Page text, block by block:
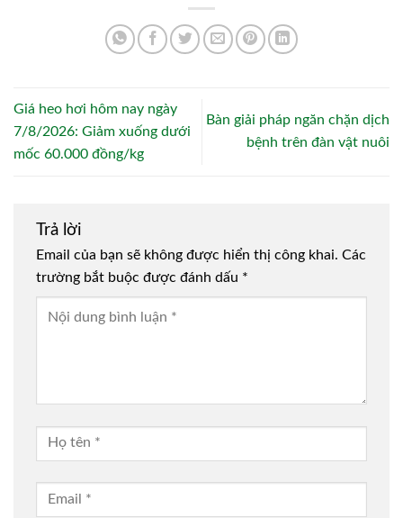
Giá heo hơi hôm nay ngày
7/8/2026: Giảm xuống dưới
mốc 60.000 đồng/kg
Bàn giải pháp ngăn chặn dịch
bệnh trên đàn vật nuôi
Trả lời
Email của bạn sẽ không được hiển thị công khai. Các
trường bắt buộc được đánh dấu *